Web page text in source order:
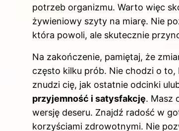
potrzeb organizmu. Warto więc
żywieniowy szyty na miarę. Nie
która powoli, ale skutecznie
Na zakończenie, pamiętaj, że
często kilku prób. Nie chodzi o
znudzi cię, jak ostatnie odcinki
przyjemność i satysfakcję. Masz
wersję deseru. Znajdź radość w
korzyściami zdrowotnymi. Nie